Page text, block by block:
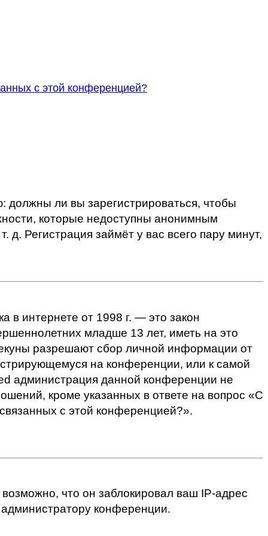
с этой конференцией?
должны ли вы зарегистрироваться, чтобы
которые недоступны анонимным
Регистрация займёт у вас всего пару минут,
в интернете от 1998 г. — это закон
младше 13 лет, иметь на это
разрешают сбор личной информации от
на конференции, или к самой
администрация данной конференции не
кроме указанных в ответе на вопрос «С
с этой конференцией?».
что он заблокировал ваш IP-адрес
конференции.